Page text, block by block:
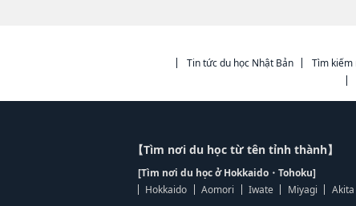
Tin tức du học Nhật Bản Tìm kiếm
【Tìm nơi du học từ tên tỉnh thành】
[Tìm nơi du học ở Hokkaido・Tohoku]
Hokkaido
Aomori Iwate Miyagi Akita